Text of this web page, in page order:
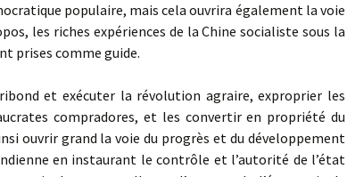
populaire, mais cela ouvrira également la voie
les riches expériences de la Chine socialiste sous la
prises comme guide.
et exécuter la révolution agraire, exproprier les
compradores, et les convertir en propriété du
ouvrir grand la voie du progrès et du développement
en instaurant le contrôle et l’autorité de l’état